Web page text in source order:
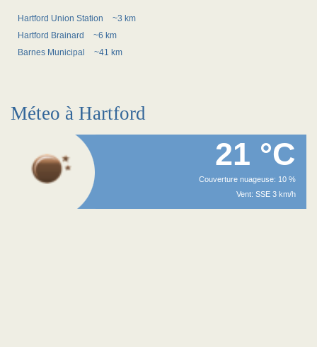
Hartford Union Station
~3 km
Hartford Brainard
~6 km
Barnes Municipal
~41 km
Méteo à Hartford
21 °C
Couverture nuageuse: 10 %
Vent: SSE 3 km/h